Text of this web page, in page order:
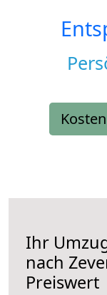
Ihr
nach
Preiswert